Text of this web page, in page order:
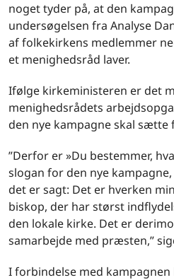
noget tyder på, at den
undersøgelsen fra Analyse
af folkekirkens medlemmer
et menighedsråd laver.
Ifølge kirkeministeren er det
menighedsrådets
den nye kampagne skal sætte
”Derfor er »Du bestemmer,
slogan for den nye
det er sagt: Det er hverken
biskop, der har størst
den lokale kirke. Det er
samarbejde med præsten,”
I forbindelse med